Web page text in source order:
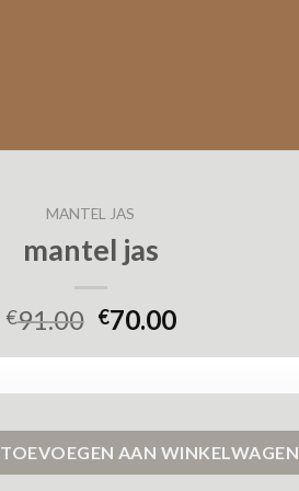
MANTEL JAS
mantel jas
€91.00 €70.00
TOEVOEGEN AAN WINKELWAGEN